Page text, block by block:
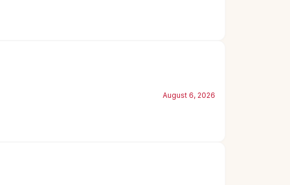
August 6, 2026